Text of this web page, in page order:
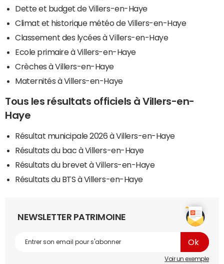
Dette et budget de Villers-en-Haye
Climat et historique météo de Villers-en-Haye
Classement des lycées à Villers-en-Haye
Ecole primaire à Villers-en-Haye
Crèches à Villers-en-Haye
Maternités à Villers-en-Haye
Tous les résultats officiels à Villers-en-
Haye
Résultat municipale 2026 à Villers-en-Haye
Résultats du bac à Villers-en-Haye
Résultats du brevet à Villers-en-Haye
Résultats du BTS à Villers-en-Haye
NEWSLETTER PATRIMOINE
Voir un exemple